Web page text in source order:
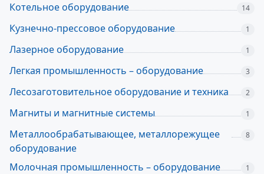
Котельное оборудование 14
Кузнечно-прессовое оборудование 1
Лазерное оборудование 1
Легкая промышленность – оборудование 3
Лесозаготовительное оборудование и техника 2
Магниты и магнитные системы 1
Металлообрабатывающее, металлорежущее
оборудование
8
Молочная промышленность – оборудование 1